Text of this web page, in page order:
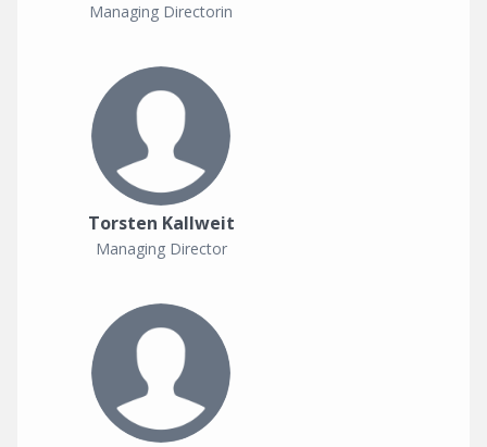
Managing Directorin
Torsten Kallweit
Managing Director